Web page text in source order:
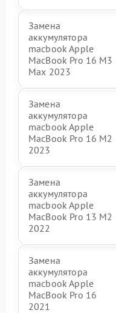
Замена
аккумулятора
macbook Apple
MacBook Pro 16 M3
Max 2023
Замена
аккумулятора
macbook Apple
MacBook Pro 16 M2
2023
Замена
аккумулятора
macbook Apple
MacBook Pro 13 M2
2022
Замена
аккумулятора
macbook Apple
MacBook Pro 16
2021